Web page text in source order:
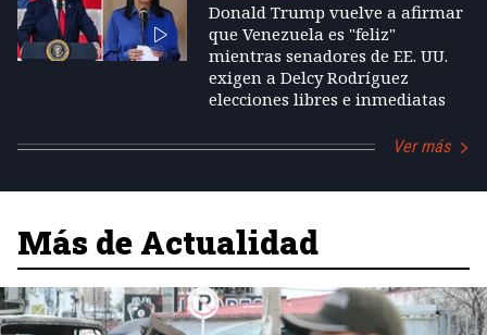
Donald Trump vuelve a afirmar
que Venezuela es "feliz"
mientras senadores de EE. UU.
exigen a Delcy Rodríguez
elecciones libres e inmediatas
Ver más
Más de Actualidad